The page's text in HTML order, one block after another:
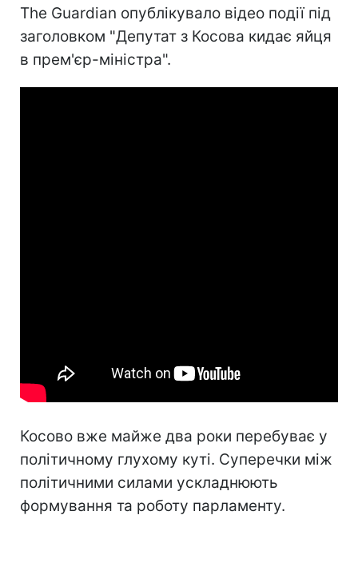
The Guardian опублікувало відео події під
заголовком "Депутат з Косова кидає яйця
в прем'єр-міністра".
Косово вже майже два роки перебуває у
політичному глухому куті. Суперечки між
політичними силами ускладнюють
формування та роботу парламенту.